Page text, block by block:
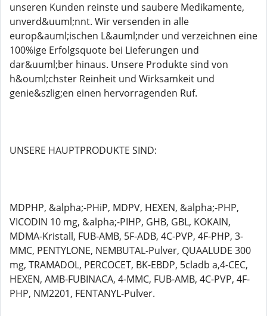
unseren Kunden reinste und saubere Medikamente,
unverd&uuml;nnt. Wir versenden in alle
europ&auml;ischen L&auml;nder und verzeichnen eine
100%ige Erfolgsquote bei Lieferungen und
dar&uuml;ber hinaus. Unsere Produkte sind von
h&ouml;chster Reinheit und Wirksamkeit und
genie&szlig;en einen hervorragenden Ruf.
UNSERE HAUPTPRODUKTE SIND:
MDPHP, &alpha;-PHiP, MDPV, HEXEN, &alpha;-PHP,
VICODIN 10 mg, &alpha;-PIHP, GHB, GBL, KOKAIN,
MDMA-Kristall, FUB-AMB, 5F-ADB, 4C-PVP, 4F-PHP, 3-
MMC, PENTYLONE, NEMBUTAL-Pulver, QUAALUDE 300
mg, TRAMADOL, PERCOCET, BK-EBDP, 5cladb a,4-CEC,
HEXEN, AMB-FUBINACA, 4-MMC, FUB-AMB, 4C-PVP, 4F-
PHP, NM2201, FENTANYL-Pulver.